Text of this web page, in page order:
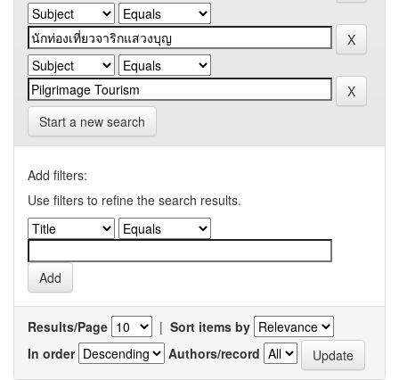
Start a new search
Add filters:
Use filters to refine the search results.
Results/Page | Sort items by
In order
Authors/record